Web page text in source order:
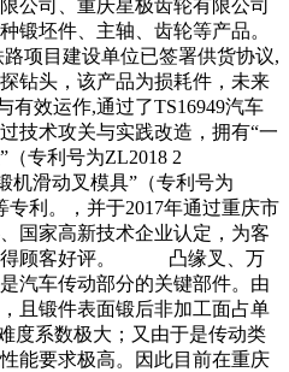
公司、重庆星极齿轮有限公司
锻坯件、主轴、齿轮等产品。
项目建设单位已签署供货协议,
钻头，该产品为损耗件，未来
运作,通过了TS16949汽车
技术攻关与实践改造，拥有“一
专利号为ZL2018 2
机滑动叉模具”（专利号为
专利。，并于2017年通过重庆市
国家高新技术企业认定，为客
得顾客好评。 凸缘叉、万
汽车传动部分的关键部件。由
且锻件表面锻后非加工面占单
度系数极大；又由于是传动类
能要求极高。因此目前在重庆